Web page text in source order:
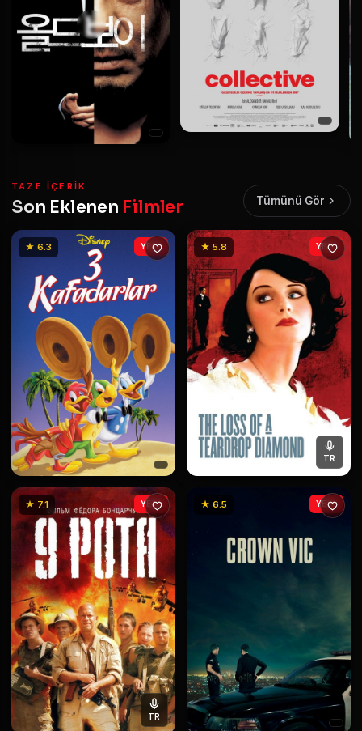
TAZE IÇERIK
Son Eklenen Filmler Tümünü Gör
★ 6.3 YENİ ★ 5.8
TR
YENİ
★ 7.1
TR
YENİ ★ 6.5 YENİ